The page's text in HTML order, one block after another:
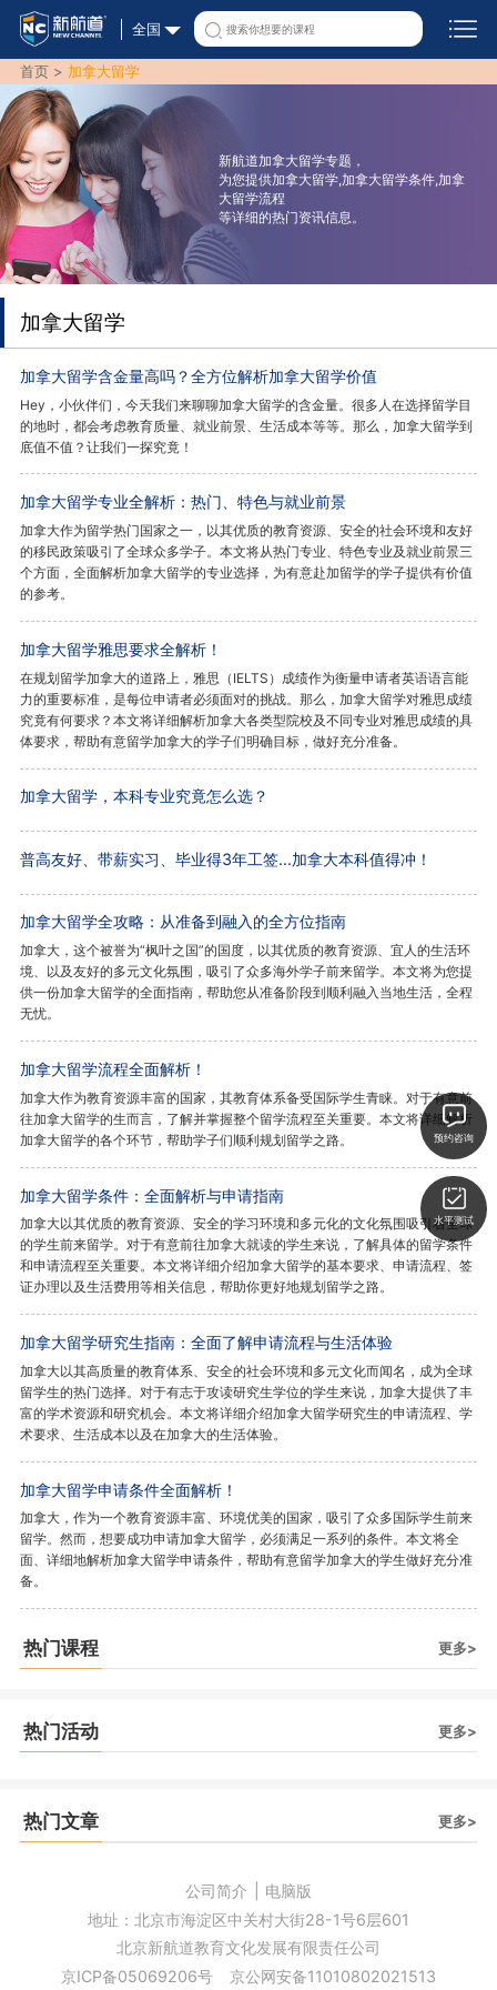
全国
首页 > 加拿大留学
新航道加拿大留学专题，
为您提供加拿大留学,加拿大留学条件,加拿
大留学流程
等详细的热门资讯信息。
加拿大留学
加拿大留学含金量高吗？全方位解析加拿大留学价值
Hey，小伙伴们，今天我们来聊聊加拿大留学的含金量。很多人在选择留学目
的地时，都会考虑教育质量、就业前景、生活成本等等。那么，加拿大留学到
底值不值？让我们一探究竟！
加拿大留学专业全解析：热门、特色与就业前景
加拿大作为留学热门国家之一，以其优质的教育资源、安全的社会环境和友好
的移民政策吸引了全球众多学子。本文将从热门专业、特色专业及就业前景三
个方面，全面解析加拿大留学的专业选择，为有意赴加留学的学子提供有价值
的参考。
加拿大留学雅思要求全解析！
在规划留学加拿大的道路上，雅思（IELTS）成绩作为衡量申请者英语语言能
力的重要标准，是每位申请者必须面对的挑战。那么，加拿大留学对雅思成绩
究竟有何要求？本文将详细解析加拿大各类型院校及不同专业对雅思成绩的具
体要求，帮助有意留学加拿大的学子们明确目标，做好充分准备。
加拿大留学，本科专业究竟怎么选？
普高友好、带薪实习、毕业得3年工签...加拿大本科值得冲！
加拿大留学全攻略：从准备到融入的全方位指南
加拿大，这个被誉为“枫叶之国”的国度，以其优质的教育资源、宜人的生活环
境、以及友好的多元文化氛围，吸引了众多海外学子前来留学。本文将为您提
供一份加拿大留学的全面指南，帮助您从准备阶段到顺利融入当地生活，全程
无忧。
加拿大留学流程全面解析！
加拿大作为教育资源丰富的国家，其教育体系备受国际学生青睐。对于有意前
往加拿大留学的生而言，了解并掌握整个留学流程至关重要。本文将详细解析
加拿大留学的各个环节，帮助学子们顺利规划留学之路。
加拿大留学条件：全面解析与申请指南
加拿大以其优质的教育资源、安全的学习环境和多元化的文化氛围吸引着全球
的学生前来留学。对于有意前往加拿大就读的学生来说，了解具体的留学条件
和申请流程至关重要。本文将详细介绍加拿大留学的基本要求、申请流程、签
证办理以及生活费用等相关信息，帮助你更好地规划留学之路。
加拿大留学研究生指南：全面了解申请流程与生活体验
加拿大以其高质量的教育体系、安全的社会环境和多元文化而闻名，成为全球
留学生的热门选择。对于有志于攻读研究生学位的学生来说，加拿大提供了丰
富的学术资源和研究机会。本文将详细介绍加拿大留学研究生的申请流程、学
术要求、生活成本以及在加拿大的生活体验。
加拿大留学申请条件全面解析！
加拿大，作为一个教育资源丰富、环境优美的国家，吸引了众多国际学生前来
留学。然而，想要成功申请加拿大留学，必须满足一系列的条件。本文将全
面、详细地解析加拿大留学申请条件，帮助有意留学加拿大的学生做好充分准
备。
热门课程 更多>
热门活动 更多>
热门文章 更多>
公司简介
电脑版
地址：北京市海淀区中关村大街28-1号6层601
北京新航道教育文化发展有限责任公司
京ICP备05069206号
京公网安备11010802021513
预约咨询
水平测试